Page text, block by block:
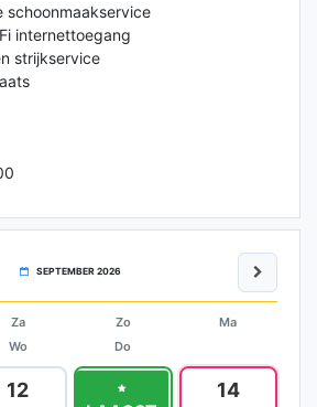
internettoegang
strijkservice
SEPTEMBER 2026
Za Zo
Ma
Wo Do
12 13 14